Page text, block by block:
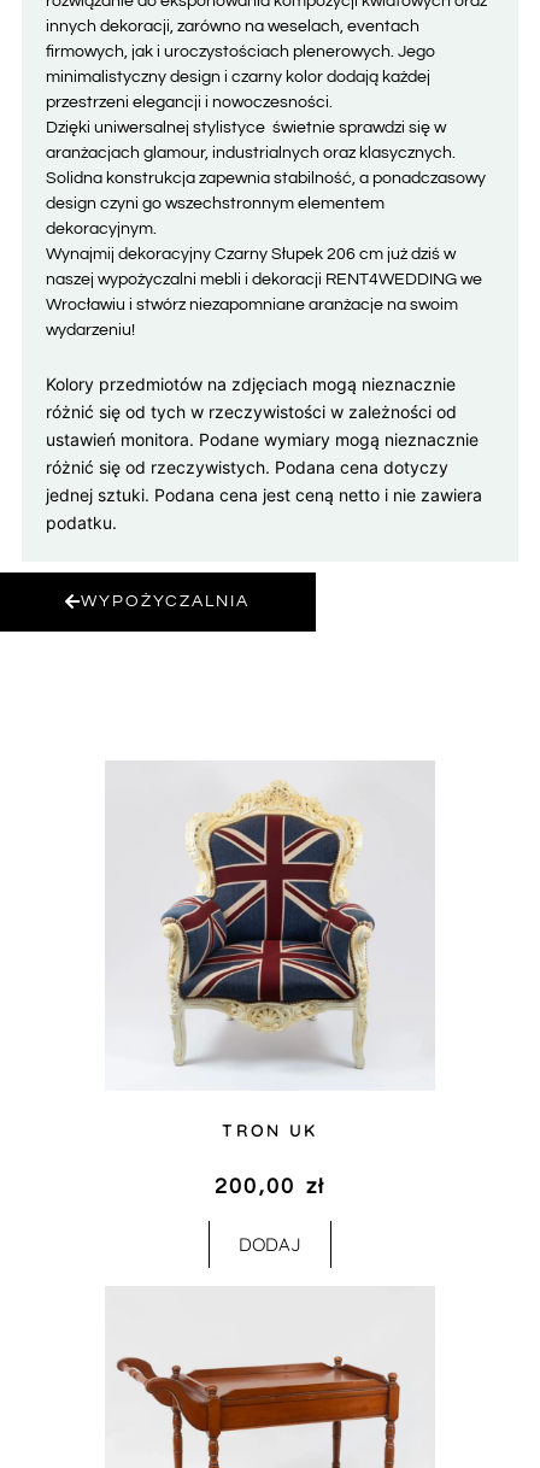
innych dekoracji, zarówno na weselach, eventach
firmowych, jak i uroczystościach plenerowych. Jego
minimalistyczny design i czarny kolor dodają każdej
przestrzeni elegancji i nowoczesności.
Dzięki uniwersalnej stylistyce świetnie sprawdzi się w
aranżacjach glamour, industrialnych oraz klasycznych.
Solidna konstrukcja zapewnia stabilność, a ponadczasowy
design czyni go wszechstronnym elementem
dekoracyjnym.
Wynajmij dekoracyjny Czarny Słupek 206 cm już dziś w
naszej wypożyczalni mebli i dekoracji RENT4WEDDING we
Wrocławiu i stwórz niezapomniane aranżacje na swoim
wydarzeniu!
Kolory przedmiotów na zdjęciach mogą nieznacznie
różnić się od tych w rzeczywistości w zależności od
ustawień monitora. Podane wymiary mogą nieznacznie
różnić się od rzeczywistych. Podana cena dotyczy
jednej sztuki. Podana cena jest ceną netto i nie zawiera
podatku.
WYPOŻYCZALNIA
TRON UK
200,00 zł
DODAJ